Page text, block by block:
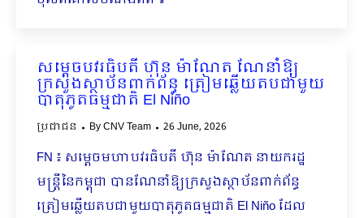
សម្តេចបវរធិបតី ហ៊ុន ម៉ាណែត ណែនាំឱ្យ
ក្រសួងស្ថាប័នពាក់ព័ន្ធ ត្រៀមឆ្លើយតបជាមួយ
បាតុភូតធម្មជាតិ El Niño
ប្រជាជន ByCNV Team 26 June, 2026
FN ៖ សម្តេចមហាបវរធិបតី ហ៊ុន ម៉ាណែត នាយករដ្ឋ
មន្ត្រីនៃកម្ពុជា បានណែនាំឱ្យក្រសួងស្ថាប័នពាក់ព័ន្ធ
ត្រៀមឆ្លើយតបជាមួយបាតុភូតធម្មជាតិ El Niño ដែល